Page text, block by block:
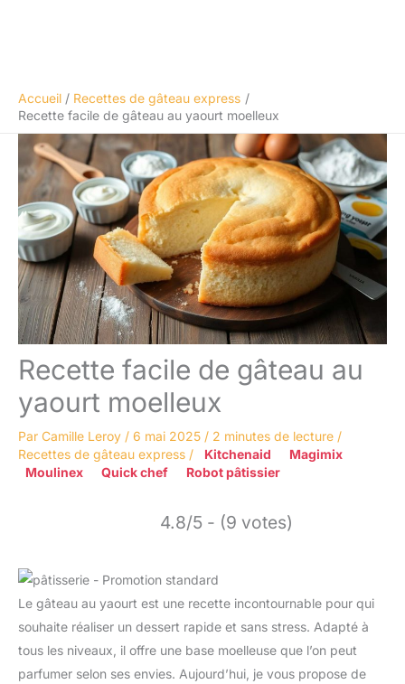
Accueil
Recettes de gâteau express
Recette facile de gâteau au yaourt moelleux
Recette facile de gâteau au
yaourt moelleux
Par Camille Leroy / 6 mai 2025 / 2 minutes de lecture /
Recettes de gâteau express / Kitchenaid
Magimix
Moulinex
Quick chef Robot pâtissier
4.8/5 - (9 votes)
Le gâteau au yaourt est une recette incontournable pour qui
souhaite réaliser un dessert rapide et sans stress. Adapté à
tous les niveaux, il offre une base moelleuse que l’on peut
parfumer selon ses envies. Aujourd’hui, je vous propose de